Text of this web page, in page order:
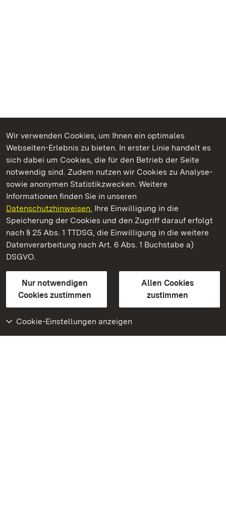
Wir verwenden Cookies, um Ihnen ein optimales
Webseiten-Erlebnis zu bieten. In erster Linie handelt es
sich dabei um Cookies, die für den Betrieb der Seite
notwendig sind. Zudem nutzen wir Cookies zu Analyse-
sowie anonymen Statistikzwecken. Weitere
Informationen finden Sie in unseren
Datenschutzhinweisen. Ihre Einwilligung in die
Speicherung der Cookies und den Zugriff darauf erfolgt
nach § 25 Abs. 1 TTDSG, die Einwilligung in die weitere
Datenverarbeitung nach Art. 6 Abs. 1 Buchstabe a)
DSGVO.
Nur notwendigen
Cookies zustimmen
Allen Cookies
zustimmen
Cookie-Einstellungen anzeigen
Kommen. Staunen. Genießen.
Schloss Solitude
Staatliche Schlösser und Gärten Baden-Württemberg
Kontakt
GebärdenspracheLeichte Sprache
Erklärung zur Barrierefreiheit
BITV-konform (geprüfte Seiten)
Weiteres